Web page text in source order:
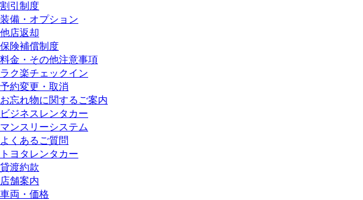
割引制度
装備・オプション
他店返却
保険補償制度
料金・その他注意事項
ラク楽チェックイン
予約変更・取消
お忘れ物に関するご案内
ビジネスレンタカー
マンスリーシステム
よくあるご質問
トヨタレンタカー
貸渡約款
店舗案内
車両・価格